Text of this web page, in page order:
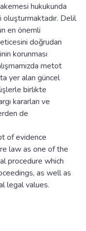
hukukunda
oluşturmaktadır. Delil
en önemli
doğrudan
korunması
metot
yer alan güncel
birlikte
kararları ve
de
of evidence
law as one of the
procedure which
as well as
legal values.